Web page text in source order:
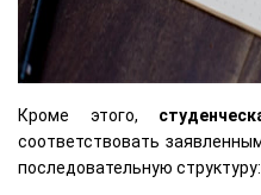
Кроме этого,
соответствовать
последовательную структуру: